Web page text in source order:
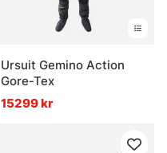
Ursuit Gemino Action
Gore-Tex
15299 kr